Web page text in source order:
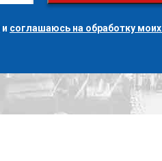
и соглашаюсь на обработку